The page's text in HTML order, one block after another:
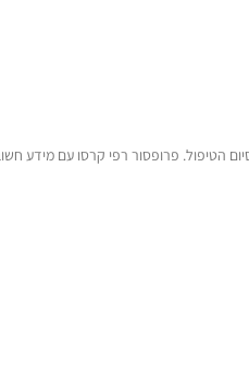
הטיפול. פרופסור רפי קרסו עם מידע